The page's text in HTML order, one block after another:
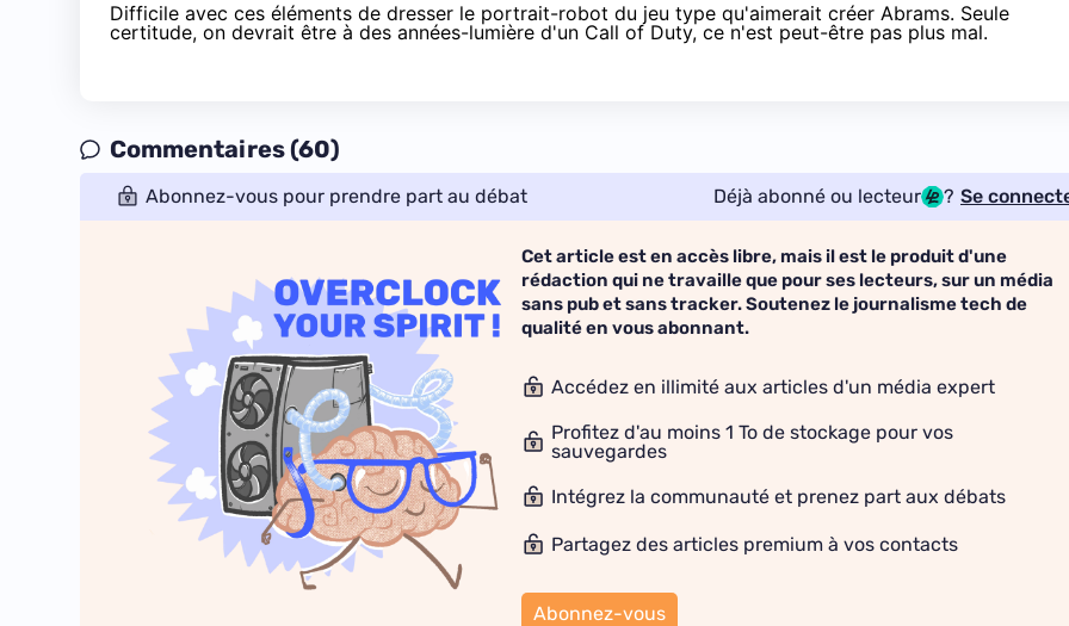
Difficile avec ces éléments de dresser le portrait-robot du jeu type qu'aimerait créer Abrams. Seule
certitude, on devrait être à des années-lumière d'un Call of Duty, ce n'est peut-être pas plus mal.
Commentaires (60)
Abonnez-vous pour prendre part au débat Déjà abonné ou lecteur ? Se
Cet article est en accès libre, mais il est le produit d'une
rédaction qui ne travaille que pour ses lecteurs, sur un média
sans pub et sans tracker. Soutenez le journalisme tech de
qualité en vous abonnant.
Accédez en illimité aux articles d'un média expert
Profitez d'au moins 1 To de stockage pour vos
sauvegardes
Intégrez la communauté et prenez part aux débats
Partagez des articles premium à vos contacts
Abonnez-vous